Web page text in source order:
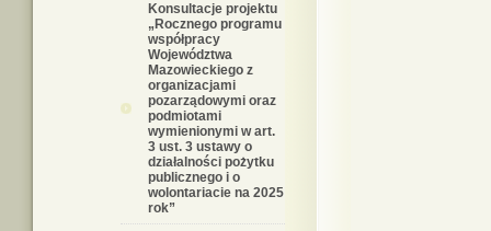
Konsultacje projektu
„Rocznego programu
współpracy
Województwa
Mazowieckiego z
organizacjami
pozarządowymi oraz
podmiotami
wymienionymi w art.
3 ust. 3 ustawy o
działalności pożytku
publicznego i o
wolontariacie na 2025
rok”